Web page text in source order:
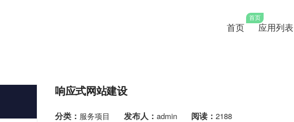
首页
首页
应用列表
响应式网站建设
分类： 服务项目 发布人： admin 阅读： 2188